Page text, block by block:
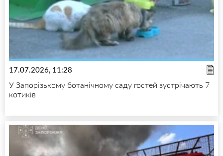
17.07.2026, 11:28
У Запорізькому ботанічному саду гостей зустрічають 7
котиків